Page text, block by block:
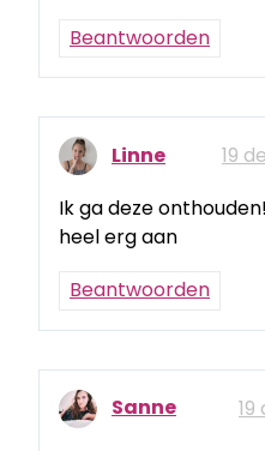
Beantwoorden
Linne
19
Ik ga deze
heel erg aan
Beantwoorden
Sanne
19